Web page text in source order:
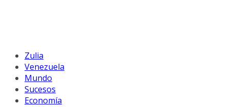
Zulia
Venezuela
Mundo
Sucesos
Economía